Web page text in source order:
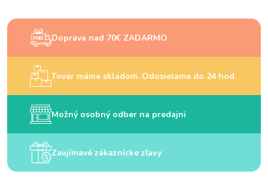
Doprava nad 70€ ZADARMO
Tovar máme skladom. Odosielame do 24 hod.
Možný osobný odber na predajni
Zaujímavé zákaznícke zľavy